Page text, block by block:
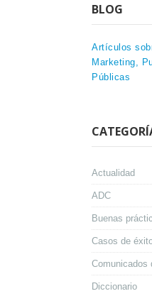
BLOG
Artículos
Marketing,
Públicas
Actualidad
ADC
Buenas
Casos de
Comunicados
Diccionario